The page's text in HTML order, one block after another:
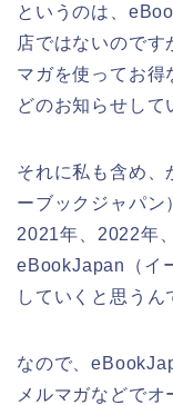
というのは、
店ではないので
マガを使ってお得
どのお知らせして
それに私も含め、
ーブックジャパン
2021年、2022年
eBookJapan（イ
していくと思うん
なので、
メルマガなどで